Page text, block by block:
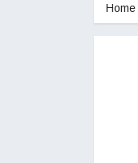
Home